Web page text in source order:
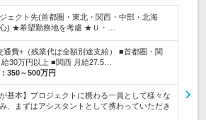
ェクト先(首都圏・東北・関西・中部・北海
) ★希望勤務地を考慮 ★Ｕ・…
通費+（残業代は全額別途支給） ■首都圏・関
30万円以上 ■関西 月給27.5…
350～500万円
が基本】プロジェクトに携わる一員として様々な
、まずはアシスタントとして携わっていただき